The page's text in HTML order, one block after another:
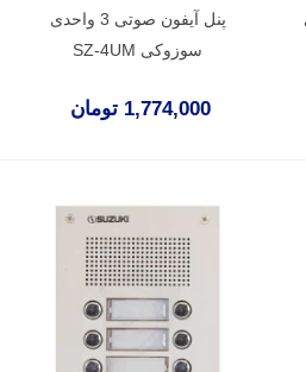
پنل آیفون صوتی 3 واحدی
سوزوکی SZ-4UM
1,774,000 تومان